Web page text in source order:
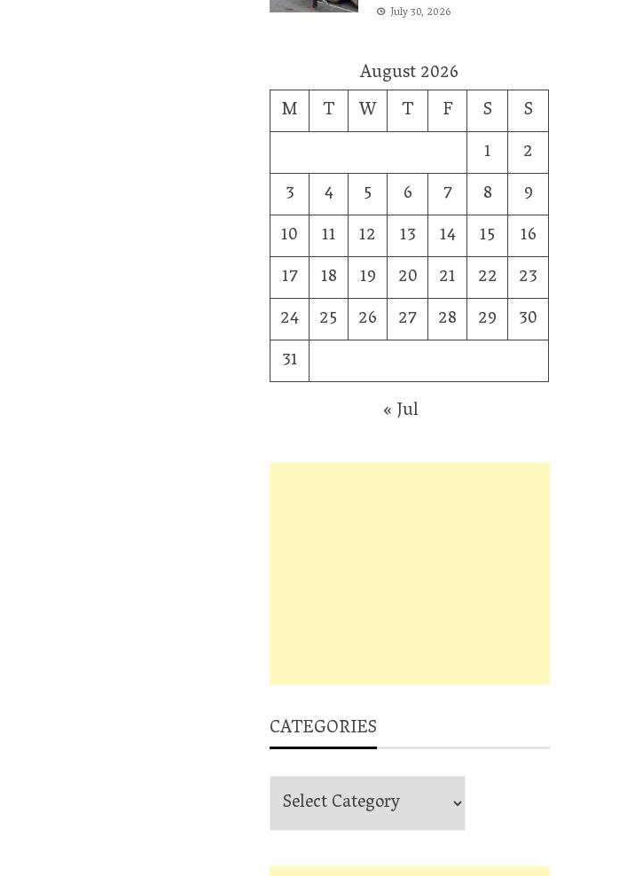
July 30, 2026
August 2026
M
T W T F S
S
1
2
3
4 5 6 7 8
9
10
11 12 13 14 15
16
17
18 19 20 21 22
23
24
25 26 27 28 29
30
31
« Jul
CATEGORIES
Categories